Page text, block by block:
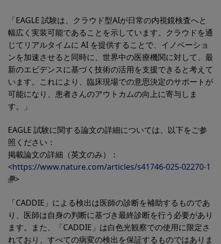
「EAGLE 試験は、クラウド型AIが日常の内視鏡検査へと
幅広く実装可能であることを示しています。クラウドを通
じてリアルタイムに AI を提供することで、イノベーショ
ンを加速させると同時に、世界中の医療機関に対して、最
新のエビデンスに基づく技術の活用を支援できると考えて
います。これにより、臨床現場での意思決定のサポートが
可能になり、患者さんのアウトカムの向上に寄与しま
す。」
EAGLE 試験に関する論文の詳細については、以下をご参
照ください：
掲載論文の詳細（英文のみ）：
<https://www.nature.com/articles/s41746-025-02270-1
>
「CADDIE」による検出は医師の診断を補助するものであ
り、医師は自身の判断に基づき最終診断を行う必要があり
ます。また、「CADDIE」は白色光観察での使用に限定さ
れており、すべての病変の検出を保証するものではありま